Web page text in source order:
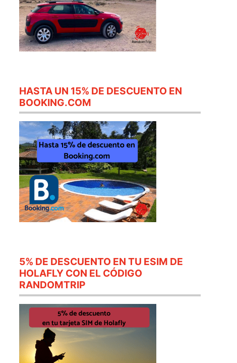
HASTA UN 15% DE DESCUENTO EN
BOOKING.COM
5% DE DESCUENTO EN TU ESIM DE
HOLAFLY CON EL CÓDIGO
RANDOMTRIP